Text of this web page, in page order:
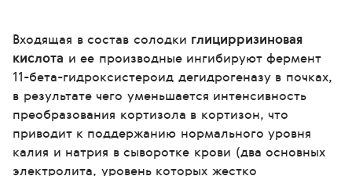
Входящая в состав солодки глицирризиновая
кислота и ее производные ингибируют фермент
11-бета-гидроксистероид дегидрогеназу в почках,
в результате чего уменьшается интенсивность
преобразования кортизола в кортизон, что
приводит к поддержанию нормального уровня
калия и натрия в сыворотке крови (два основных
электролита, уровень которых жестко